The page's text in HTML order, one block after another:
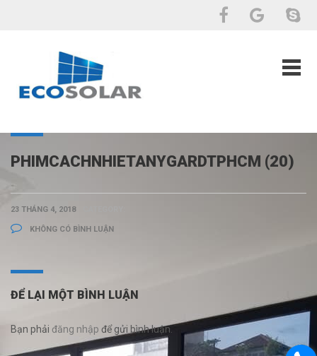
PHIMCACHNHIETANYGARDTPHCM (20)
23 THÁNG 4, 2018
KHÔNG CÓ BÌNH LUẬN
ĐỂ LẠI MỘT BÌNH LUẬN
Bạn phải đăng nhập để gửi bình luận.